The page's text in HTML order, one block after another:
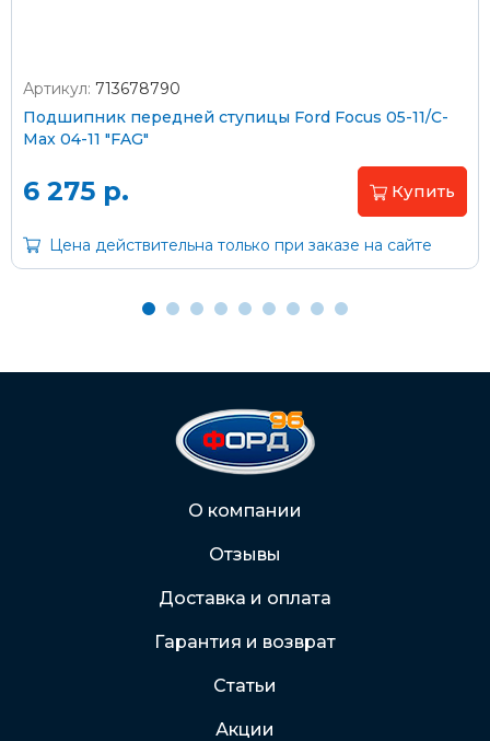
Оплата наличными
Пластиковыми картами
На карту Сбербанка:
2202 2032 0805 1187
Артикул: 713678790
Подшипник передней ступицы Ford Focus 05-11/C-
Max 04-11 "FAG"
Цена действительна только при заказе на сайте
6 275 р. Купить
О компании
Отзывы
Доставка и оплата
Гарантия и возврат
Статьи
Акции